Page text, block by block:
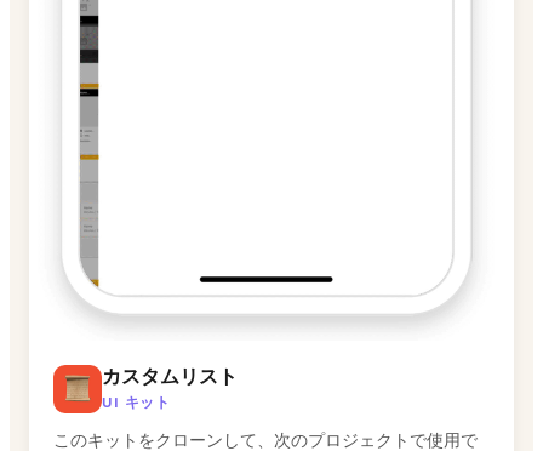
カスタムリスト
UI キット
このキットをクローンして、次のプロジェクトで使用で